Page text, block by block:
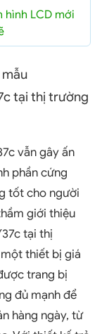
hình LCD mới
tại thị trường
vẫn gây ấn
phần cứng
tốt cho người
giới thiệu
tại thị
thiết bị giá
trang bị
đủ mạnh để
hàng ngày, từ